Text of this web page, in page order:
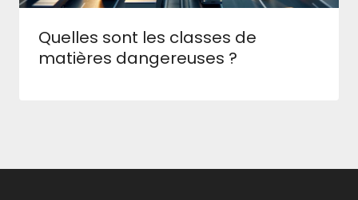
Quelles sont les classes de
matières dangereuses ?